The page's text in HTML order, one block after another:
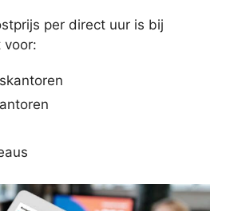
per direct uur is bij
voor: